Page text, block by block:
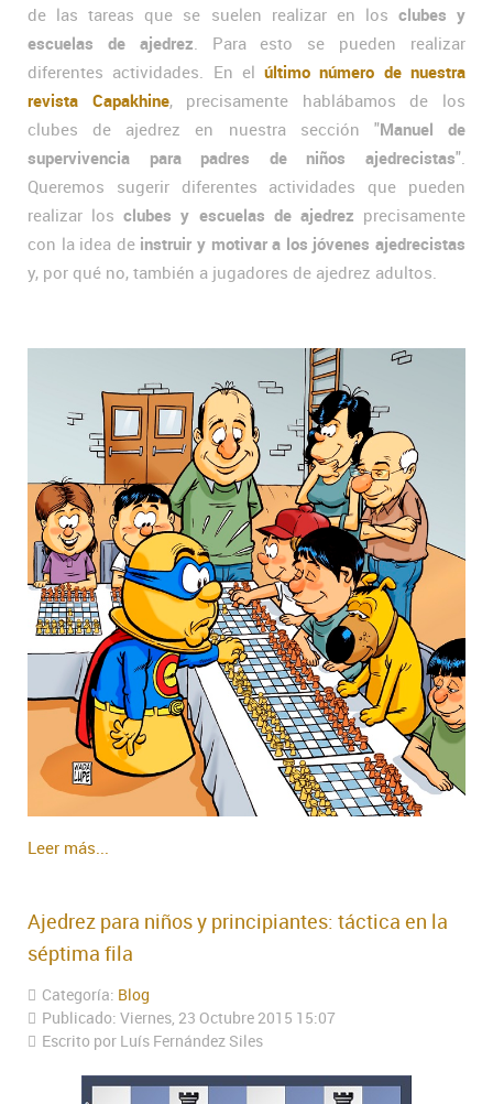
de las tareas que se suelen realizar en los clubes y
escuelas de ajedrez . Para esto se pueden realizar
diferentes actividades. En elúltimo número de nuestra
revista Capakhine, precisamente hablábamos de los
clubes de ajedrez en nuestra sección "Manuel de
supervivencia para padres de niños ajedrecistas".
Queremos sugerir diferentes actividades que pueden
realizar losclubes y escuelas de ajedrez precisamente
con la idea deinstruir y motivar a los jóvenes ajedrecistas
y, por qué no, también a jugadores de ajedrez adultos.
Leer más...
Ajedrez para niños y principiantes: táctica en la
séptima fila
Categoría: Blog
Publicado: Viernes, 23 Octubre 2015 15:07
Escrito por Luís Fernández Siles